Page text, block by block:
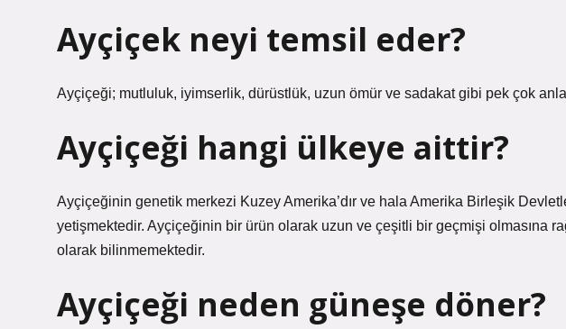
Ayçiçek neyi temsil eder?
Ayçiçeği; mutluluk, iyimserlik, dürüstlük, uzun ömür ve sadakat gibi pek çok
Ayçiçeği hangi ülkeye aittir?
Ayçiçeğinin genetik merkezi Kuzey Amerika’dır ve hala Amerika Birleşik
yetişmektedir. Ayçiçeğinin bir ürün olarak uzun ve çeşitli bir geçmişi olmasına
olarak bilinmemektedir.
Ayçiçeği neden güneşe döner?